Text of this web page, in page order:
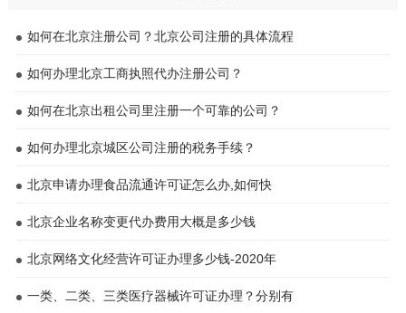
如何在北京注册公司？北京公司注册的具体流程
如何办理北京工商执照代办注册公司？
如何在北京出租公司里注册一个可靠的公司？
如何办理北京城区公司注册的税务手续？
北京申请办理食品流通许可证怎么办,如何快
北京企业名称变更代办费用大概是多少钱
北京网络文化经营许可证办理多少钱-2020年
一类、二类、三类医疗器械许可证办理？分别有